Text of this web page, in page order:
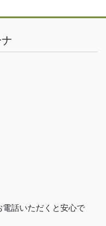
話いただくと安心で